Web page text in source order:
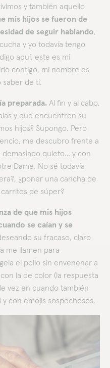
y también aquello
mis hijos se fueron de
de seguir hablando,
y yo todavía tengo
aquí, este es mi
contigo, mi nombre es
saber de ti.
preparada. Al fin y al cabo,
y que encuentren su
hijos? Supongo. Pero
me descubro frente a
quieto… y con
Dame. No sé todavía
¿poner una cancha de
de súper?
de que mis hijos
se caían y se
su fracaso, claro
me llamen para
el pollo sin envenenar a
la de color (la respuesta
vez en cuando también
con emojis sospechosos.